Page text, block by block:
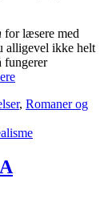
for læsere med
alligevel ikke helt
fungerer
, Romaner og